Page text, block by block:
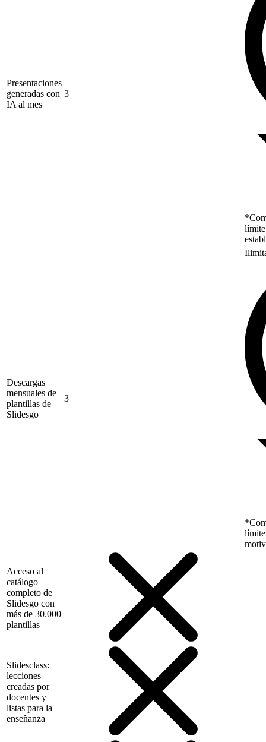
Presentaciones
generadas con
IA al mes
3
Descargas
mensuales de
plantillas de
Slidesgo
3
límite
Acceso al
catálogo
completo de
Slidesgo con
más de 30.000
plantillas
Slidesclass:
lecciones
creadas por
docentes y
listas para la
enseñanza